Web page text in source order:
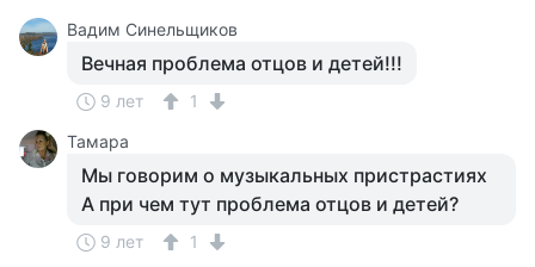
Вадим Синельщиков
Вечная проблема отцов и детей!!!
9 лет
1
Тамара
Мы говорим о музыкальных пристрастиях
А при чем тут проблема отцов и детей?
9 лет
1